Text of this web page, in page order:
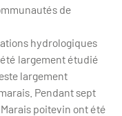
de
hydrologiques
largement étudié
largement
Pendant sept
poitevin ont été